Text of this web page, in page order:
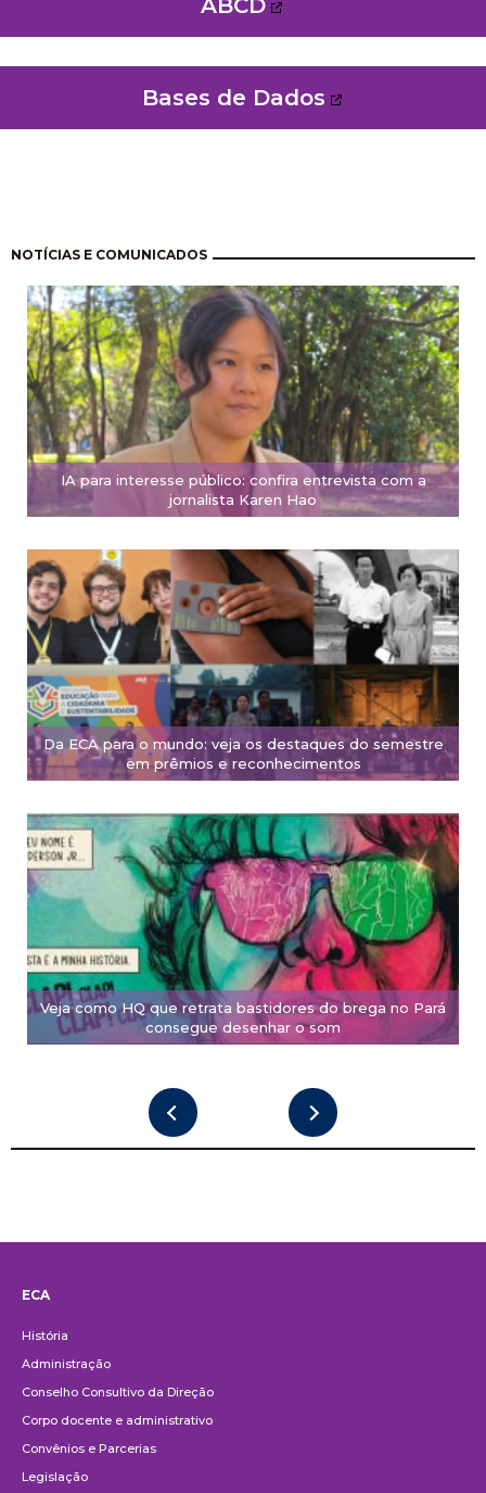
Bases de Dados
NOTÍCIAS E COMUNICADOS
IA para interesse público: confira entrevista com a
jornalista Karen Hao
Da ECA para o mundo: veja os destaques do semestre
em prêmios e reconhecimentos
Veja como HQ que retrata bastidores do brega no Pará
consegue desenhar o som
Pagination
ECA
História
Administração
Conselho Consultivo da Direção
Corpo docente e administrativo
Convênios e Parcerias
Legislação